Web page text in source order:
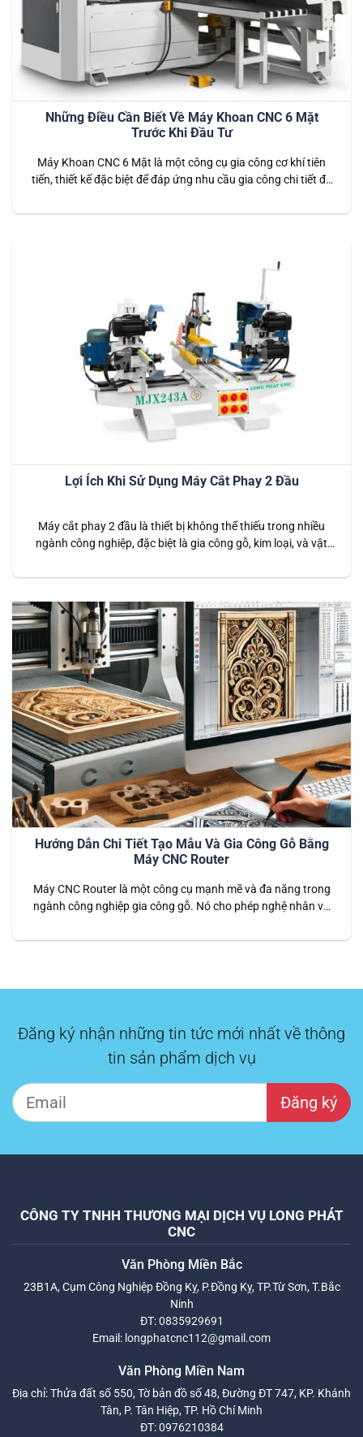
Những Điều Cần Biết Về Máy Khoan CNC 6 Mặt
Trước Khi Đầu Tư
Máy Khoan CNC 6 Mặt là một công cụ gia công cơ khí tiên
tiến, thiết kế đặc biệt để đáp ứng nhu cầu gia công chi tiết đa
mặt của chi tiết trong một lần thiết lập, máy khoan CNC 6
Lợi Ích Khi Sử Dụng Máy Cắt Phay 2 Đầu
Máy cắt phay 2 đầu là thiết bị không thể thiếu trong nhiều
ngành công nghiệp, đặc biệt là gia công gỗ, kim loại, và vật
ích to lớn cho doanh nghiệp, từ việc nâng cao năng suất sản
Hướng Dẫn Chi Tiết Tạo Mẫu Và Gia Công Gỗ Bằng
Máy CNC Router
Máy CNC Router là một công cụ mạnh mẽ và đa năng trong
ngành công nghiệp gia công gỗ. Nó cho phép nghệ nhân và
những chi tiết nhỏ nhất đến các cấu trúc phức tạp. Việc sử
Đăng ký nhận những tin tức mới nhất về thông
tin sản phẩm dịch vụ
Đăng ký
CÔNG TY TNHH THƯƠNG MẠI DỊCH VỤ LONG PHÁT
CNC
Văn Phòng Miền Bắc
23B1A, Cụm Công Nghiệp Đồng Kỵ, P.Đồng Kỵ, TP.Từ Sơn, T.Bắc
Ninh
ĐT:0835929691
Email: longphatcnc112@gmail.com
Văn Phòng Miền Nam
Địa chỉ: Thửa đất số 550, Tờ bản đồ số 48, Đường ĐT 747, KP. Khánh
Tân, P. Tân Hiệp, TP. Hồ Chí Minh
ĐT:0976210384